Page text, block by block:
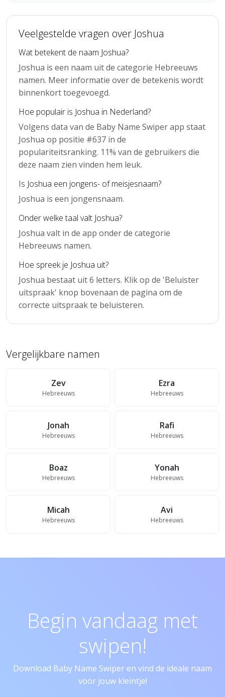
Veelgestelde vragen over Joshua
Wat betekent de naam Joshua?
Joshua is een naam uit de categorie Hebreeuws
namen. Meer informatie over de betekenis wordt
binnenkort toegevoegd.
Hoe populair is Joshua in Nederland?
Volgens data van de Baby Name Swiper app staat
Joshua op positie #637 in de
populariteitsranking. 11% van de gebruikers die
deze naam zien vinden hem leuk.
Is Joshua een jongens- of meisjesnaam?
Joshua is een jongensnaam.
Onder welke taal valt Joshua?
Joshua valt in de app onder de categorie
Hebreeuws namen.
Hoe spreek je Joshua uit?
Joshua bestaat uit 6 letters. Klik op de 'Beluister
uitspraak' knop bovenaan de pagina om de
correcte uitspraak te beluisteren.
Vergelijkbare namen
Zev
Hebreeuws
Ezra
Hebreeuws
Jonah
Hebreeuws
Rafi
Hebreeuws
Boaz
Hebreeuws
Yonah
Hebreeuws
Micah
Hebreeuws
Avi
Hebreeuws
Begin vandaag met
swipen!
Download Baby Name Swiper en vind de ideale naam
voor jouw kleintje!